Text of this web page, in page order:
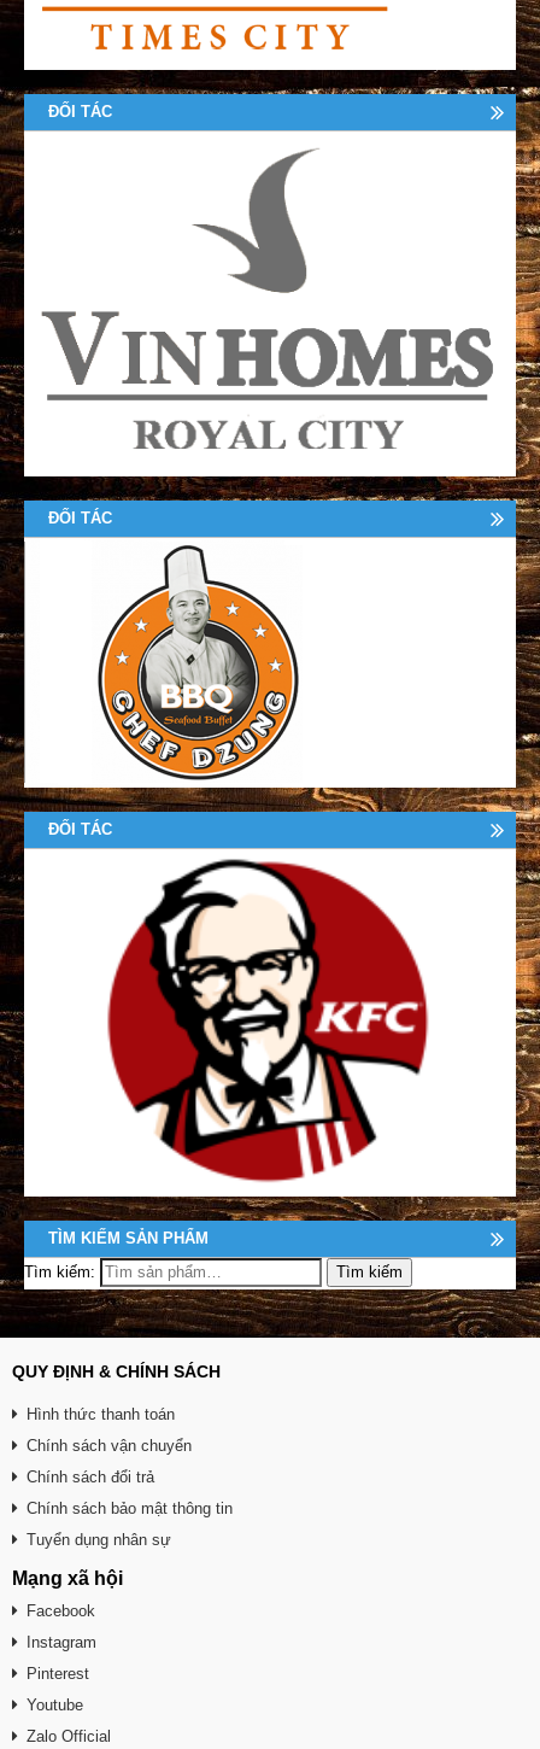
ĐỐI TÁC
ĐỐI TÁC
ĐỐI TÁC
TÌM KIẾM SẢN PHẨM
Tìm kiếm:
QUY ĐỊNH & CHÍNH SÁCH
Hình thức thanh toán
Chính sách vận chuyển
Chính sách đổi trả
Chính sách bảo mật thông tin
Tuyển dụng nhân sự
Mạng xã hội
Facebook
Instagram
Pinterest
Youtube
Zalo Official